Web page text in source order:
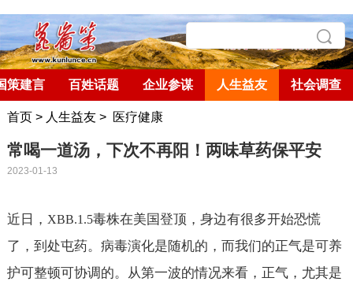
策建言 百姓话题 企业参谋 人生益友 社会调查
首页> 人生益友> 医疗健康
常喝一道汤，下次不再阳！两味草药保平安
2023-01-13
近日， XBB.1.5毒株在美国登顶，身边有很多开始恐慌
了，到处屯药。病毒演化是随机的，而我们的正气是可养
护可整顿可协调的。从第一波的情况来看，正气，尤其是